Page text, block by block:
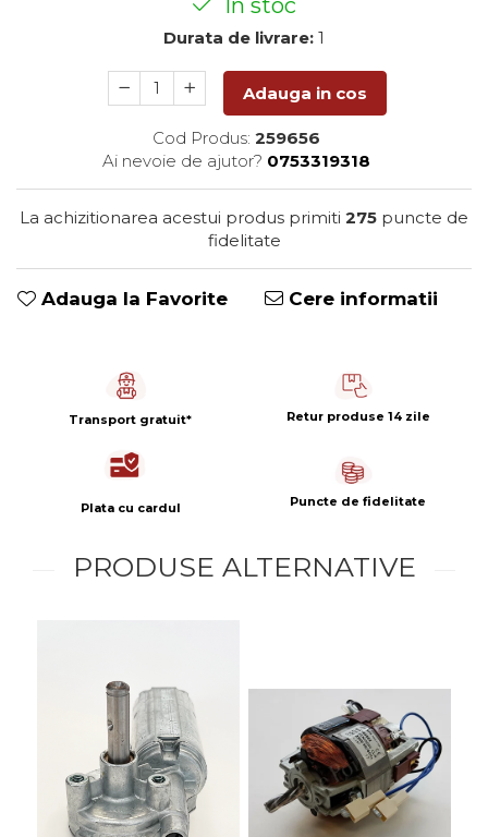
In stoc
Durata de livrare: 1
Adauga in cos
Cod Produs: 259656
Ai nevoie de ajutor? 0753319318
La achizitionarea acestui produs primiti 275 puncte de
fidelitate
Adauga la Favorite Cere informatii
Transport gratuit* Retur produse 14 zile
Plata cu cardul Puncte de fidelitate
PRODUSE ALTERNATIVE